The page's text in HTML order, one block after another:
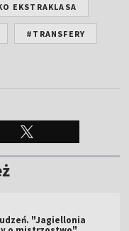
EKSTRAKLASA
#TRANSFERY
"Jagiellonia